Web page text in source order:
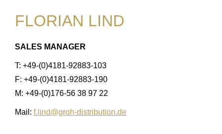
FLORIAN LIND
SALES MANAGER
T: +49-(0)4181-92883-103
F: +49-(0)4181-92883-190
M: +49-(0)176-56 38 97 22
Mail: f.lind@groh-distribution.de